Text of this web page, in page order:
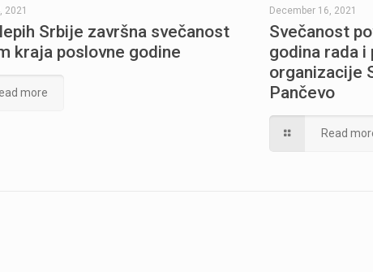
2021
Srbije završna svečanost
kraja poslovne godine
more
December 16, 2021
Svečanost
godina rada
organizacije
Pančevo
Read